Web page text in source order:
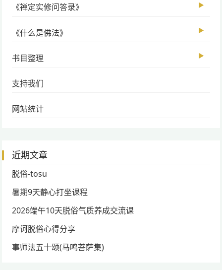
《禅定实修问答录》 ▶
《什么是佛法》 ▶
书目整理 ▶
支持我们
网站统计
近期文章
脱俗-tosu
暑期9天静心打坐课程
2026端午10天脱俗气质养成交流课
摩诃脱俗心得分享
事师法五十颂(马鸣菩萨集)